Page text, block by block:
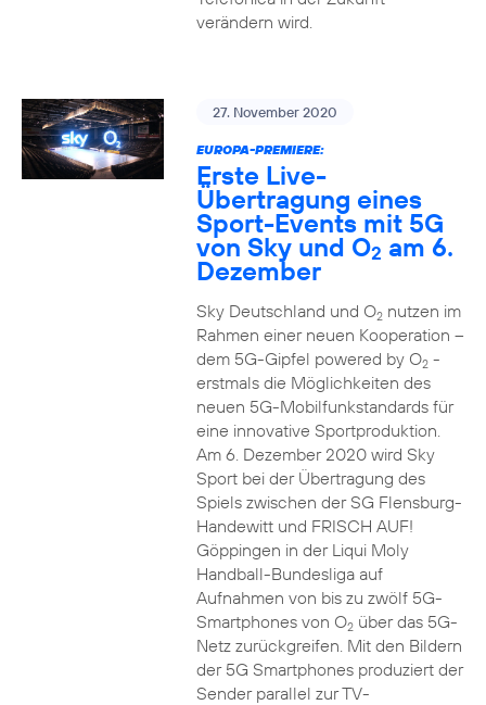
verändern wird.
27. November 2020
EUROPA-PREMIERE:
Erste Live-
Übertragung eines
Sport-Events mit 5G
von Sky und O2 am 6.
Dezember
Sky Deutschland und O2nutzen im
Rahmen einer neuen Kooperation –
dem 5G-Gipfel powered by O2-
erstmals die Möglichkeiten des
neuen 5G-Mobilfunkstandards für
eine innovative Sportproduktion.
Am 6. Dezember 2020 wird Sky
Sport bei der Übertragung des
Spiels zwischen der SG Flensburg-
Handewitt und FRISCH AUF!
Göppingen in der Liqui Moly
Handball-Bundesliga auf
Aufnahmen von bis zu zwölf 5G-
Smartphones von O2über das 5G-
Netz zurückgreifen. Mit den Bildern
der 5G Smartphones produziert der
Sender parallel zur TV-